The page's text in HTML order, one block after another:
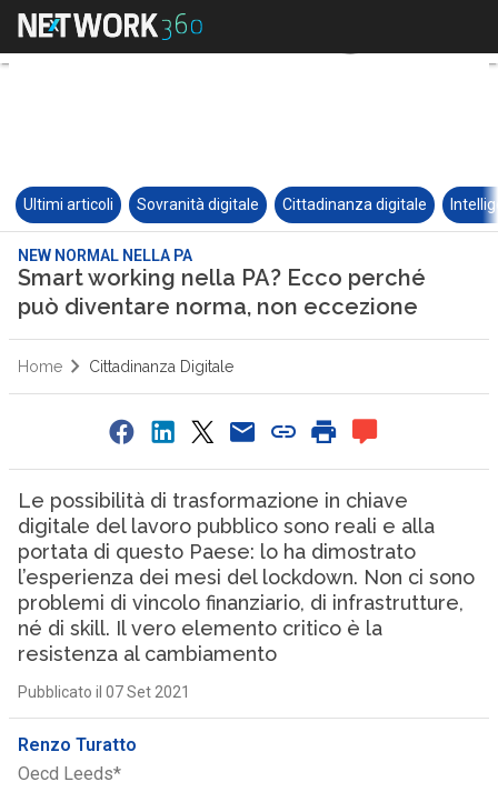
Ultimi articoli Sovranità digitale Cittadinanza digitale
NEW NORMAL NELLA PA
Smart working nella PA? Ecco perché
può diventare norma, non eccezione
Home Cittadinanza Digitale
Le possibilità di trasformazione in chiave
digitale del lavoro pubblico sono reali e alla
portata di questo Paese: lo ha dimostrato
l’esperienza dei mesi del lockdown. Non ci sono
problemi di vincolo finanziario, di infrastrutture,
né di skill. Il vero elemento critico è la
resistenza al cambiamento
Pubblicato il 07 Set 2021
Renzo Turatto
Oecd Leeds*